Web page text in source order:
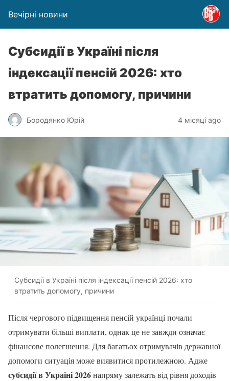
Вечірні новини
Субсидії в Україні після
індексації пенсій 2026: хто
втратить допомогу, причини
Бородянко Юрій 4 місяці ago
Субсидії в Україні після індексації пенсій 2026: хто
втратить допомогу, причини
Після чергового підвищення пенсій українці почали
отримувати більші виплати, однак це не завжди означає
фінансове полегшення. Для багатьох отримувачів державної
допомоги ситуація може виявитися протилежною. Адже
субсидії в Україні 2026напряму залежать від рівня доходів